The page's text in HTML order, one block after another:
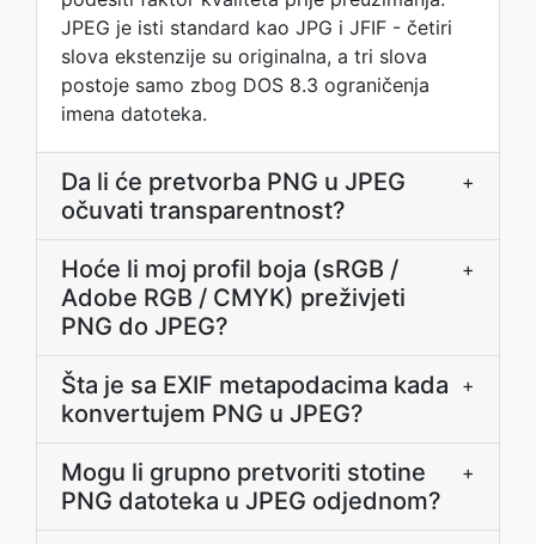
JPEG je isti standard kao JPG i JFIF - četiri
slova ekstenzije su originalna, a tri slova
postoje samo zbog DOS 8.3 ograničenja
imena datoteka.
Da li će pretvorba PNG u JPEG
očuvati transparentnost?
+
Hoće li moj profil boja (sRGB /
Adobe RGB / CMYK) preživjeti
PNG do JPEG?
+
Šta je sa EXIF metapodacima kada
konvertujem PNG u JPEG?
+
Mogu li grupno pretvoriti stotine
PNG datoteka u JPEG odjednom?
+